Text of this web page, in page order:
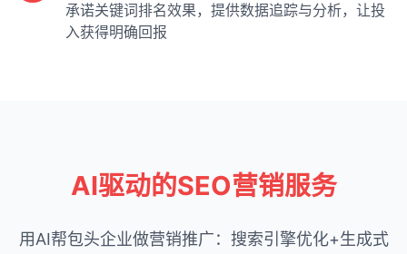
承诺关键词排名效果，提供数据追踪与分析，让投
入获得明确回报
AI驱动的SEO营销服务
用AI帮包头企业做营销推广：搜索引擎优化+生成式